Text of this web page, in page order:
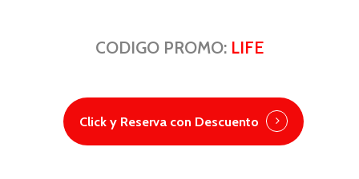
CODIGO PROMO: LIFE
Click y Reserva con Descuento